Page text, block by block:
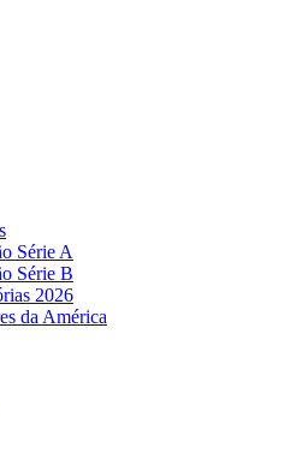
Série A
Série B
2026
da América